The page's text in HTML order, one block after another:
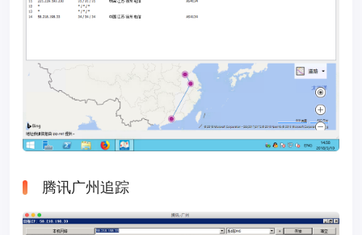
腾讯广州追踪